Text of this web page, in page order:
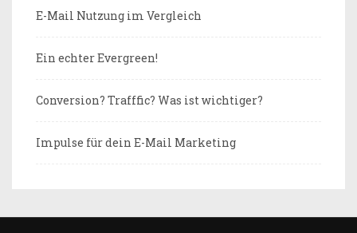
E-Mail Nutzung im Vergleich
Ein echter Evergreen!
Conversion? Trafffic? Was ist wichtiger?
Impulse für dein E-Mail Marketing